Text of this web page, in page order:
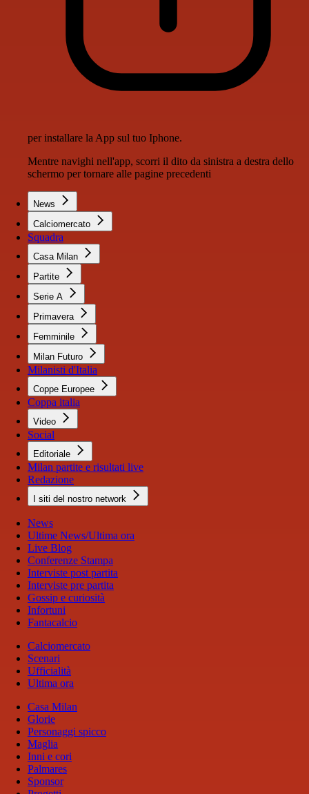
per installare la App sul tuo Iphone.
Mentre navighi nell'app, scorri il dito da sinistra a destra dello
schermo per tornare alle pagine precedenti
News
Calciomercato
Squadra
Casa Milan
Partite
Serie A
Primavera
Femminile
Milan Futuro
Milanisti d'Italia
Coppe Europee
Coppa italia
Video
Social
Editoriale
Milan partite e risultati live
Redazione
I siti del nostro network
News
Ultime News/Ultima ora
Live Blog
Conferenze Stampa
Interviste post partita
Interviste pre partita
Gossip e curiosità
Infortuni
Fantacalcio
Calciomercato
Scenari
Ufficialità
Ultima ora
Casa Milan
Glorie
Personaggi spicco
Maglia
Inni e cori
Palmares
Sponsor